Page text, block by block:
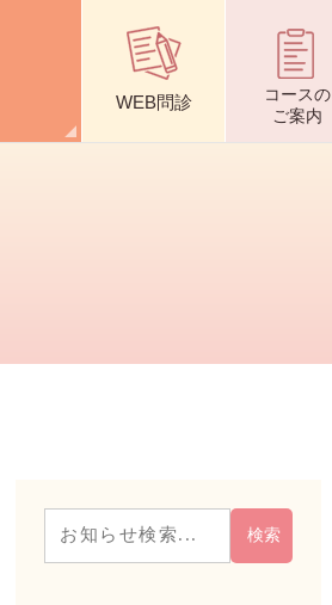
WEB問診 コースの
ご案内
交通アクセス